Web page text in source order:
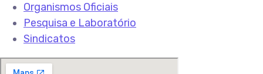
Organismos Oficiais
Pesquisa e Laboratório
Sindicatos